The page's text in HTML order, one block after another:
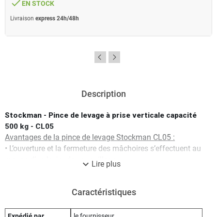
done EN STOCK
Livraison express 24h/48h
Description
Stockman - Pince de levage à prise verticale capacité
500 kg - CL05
Avantages de la pince de levage Stockman CL05 :
• L’ouverture et la fermeture des mâchoires s’effectuent au
moyen d’un levier de verrouillage
• Permet le levage et retournement de tôle à 180°
expand_more Lire plus
Caractéristiques